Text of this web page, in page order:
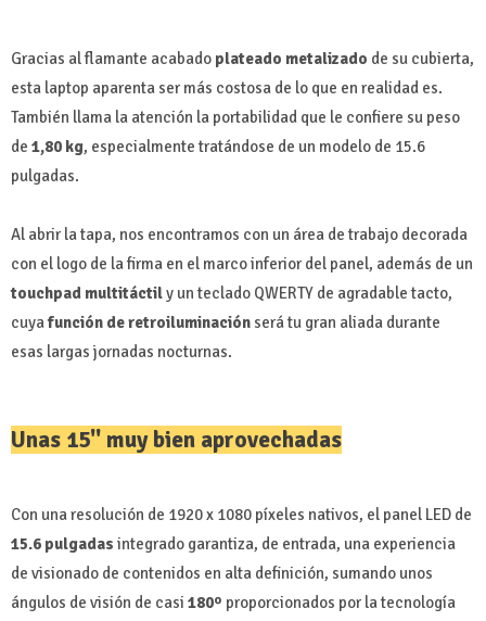
Gracias al flamante acabado plateado metalizado de su cubierta,
esta laptop aparenta ser más costosa de lo que en realidad es.
También llama la atención la portabilidad que le confiere su peso
de 1,80 kg, especialmente tratándose de un modelo de 15.6
pulgadas.
Al abrir la tapa, nos encontramos con un área de trabajo decorada
con el logo de la firma en el marco inferior del panel, además de un
touchpad multitáctily un teclado QWERTY de agradable tacto,
cuyafunción de retroiluminación será tu gran aliada durante
esas largas jornadas nocturnas.
Unas 15'' muy bien aprovechadas
Con una resolución de 1920 x 1080 píxeles nativos, el panel LED de
15.6 pulgadas integrado garantiza, de entrada, una experiencia
de visionado de contenidos en alta definición, sumando unos
ángulos de visión de casi 180º proporcionados por la tecnología